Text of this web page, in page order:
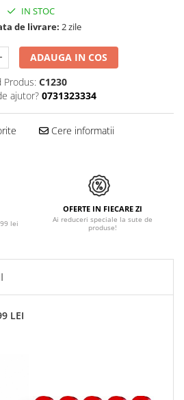
IN STOC
de livrare: 2 zile
ADAUGA IN COS
Produs: C1230
ajutor? 0731323334
Cere informatii
lei
OFERTE IN FIECARE ZI
Ai reduceri speciale la sute de
produse!
LEI